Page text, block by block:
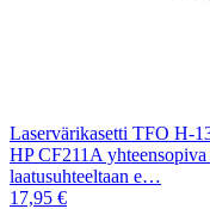
Laservärikasetti TFO H-
HP CF211A
laatusuhteeltaan e…
17,95 €